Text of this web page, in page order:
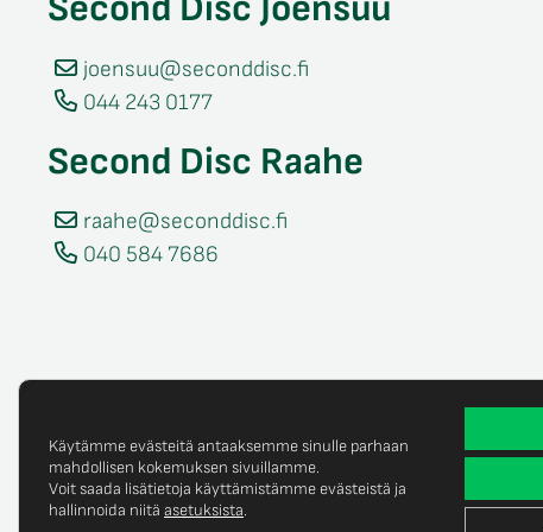
joensuu@seconddisc.fi
044 243 0177
Second Disc Raahe
raahe@seconddisc.fi
040 584 7686
© Copyright 2025 Second Disc Oy Tietosuojaseloste
Käytämme evästeitä antaaksemme sinulle parhaan
mahdollisen kokemuksen sivuillamme.
Voit saada lisätietoja käyttämistämme evästeistä ja
hallinnoida niitä asetuksista.